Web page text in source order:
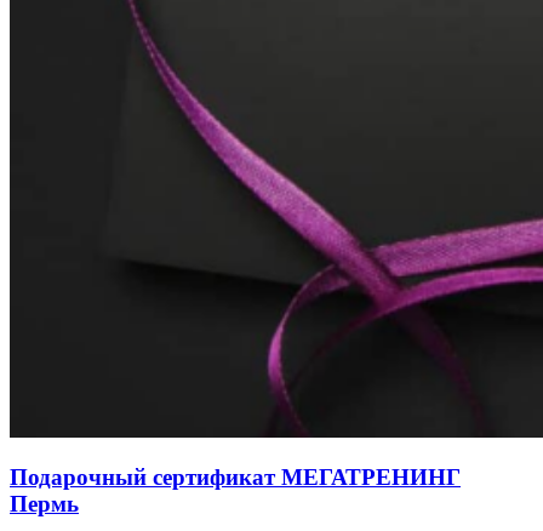
Подарочный сертификат МЕГАТРЕНИНГ
Пермь